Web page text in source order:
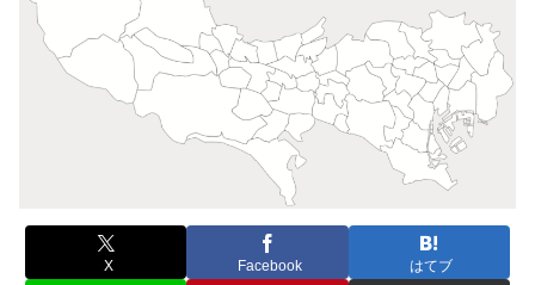
X Facebook はてブ